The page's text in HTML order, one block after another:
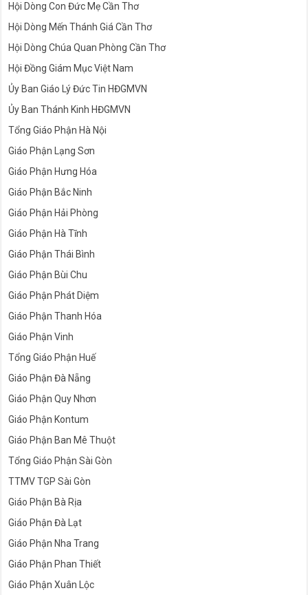
Hội Dòng Con Đức Mẹ Cần Thơ
Hội Dòng Mến Thánh Giá Cần Thơ
Hội Dòng Chúa Quan Phòng Cần Thơ
Hội Đồng Giám Mục Việt Nam
Ủy Ban Giáo Lý Đức Tin HĐGMVN
Ủy Ban Thánh Kinh HĐGMVN
Tổng Giáo Phận Hà Nội
Giáo Phận Lạng Sơn
Giáo Phận Hưng Hóa
Giáo Phận Bắc Ninh
Giáo Phận Hải Phòng
Giáo Phận Hà Tĩnh
Giáo Phận Thái Bình
Giáo Phận Bùi Chu
Giáo Phận Phát Diệm
Giáo Phận Thanh Hóa
Giáo Phận Vinh
Tổng Giáo Phận Huế
Giáo Phận Đà Nẵng
Giáo Phận Quy Nhơn
Giáo Phận Kontum
Giáo Phận Ban Mê Thuột
Tổng Giáo Phận Sài Gòn
TTMV TGP Sài Gòn
Giáo Phận Bà Rịa
Giáo Phận Đà Lạt
Giáo Phận Nha Trang
Giáo Phận Phan Thiết
Giáo Phận Xuân Lộc